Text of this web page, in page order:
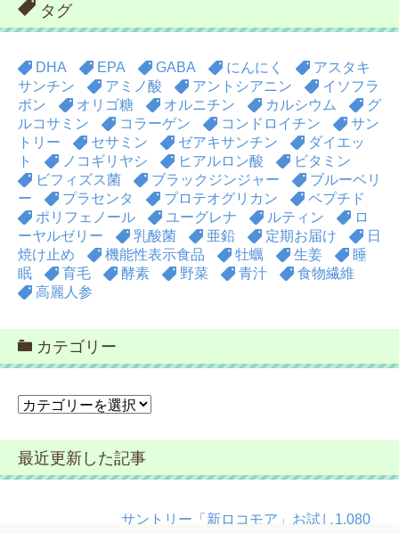
タグ
DHA EPA GABA にんにく
アスタキ
サンチン
アミノ酸 アントシアニン
イソフラ
ボン
オリゴ糖 オルニチン カルシウム
グ
ルコサミン
コラーゲン コンドロイチン
サン
トリー
セサミン ゼアキサンチン
ダイエッ
ト
ノコギリヤシ ヒアルロン酸
ビタミン
ビフィズス菌
ブラックジンジャー
ブルーベリ
ー
プラセンタ プロテオグリカン
ペプチド
ポリフェノール
ユーグレナ ルティン
ロ
ーヤルゼリー
乳酸菌 亜鉛 定期お届け
日
焼け止め
機能性表示食品 牡蠣 生姜
睡
眠
育毛 酵素 野菜 青汁
食物繊維
高麗人参
カテゴリー
カ
ゴ
リ
ー
最近更新した記事
サントリー「新ロコモア」お試し1,080